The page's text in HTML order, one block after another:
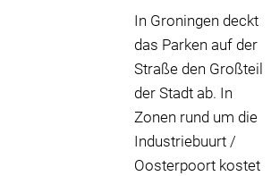
In Groningen deckt
das Parken auf der
Straße den Großteil
der Stadt ab. In
Zonen rund um die
Industriebuurt /
Oosterpoort kostet